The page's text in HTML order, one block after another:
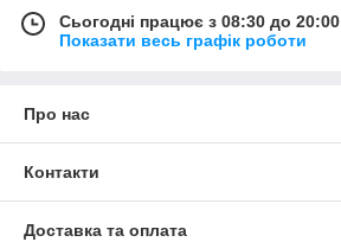
Сьогодні працює з 08:30 до 20:00
Показати весь графік роботи
Про нас
Контакти
Доставка та оплата